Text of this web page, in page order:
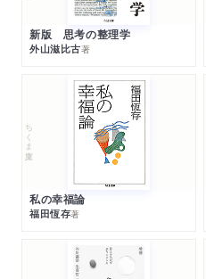
新版 思考の整理学
外山滋比古著
ちくま文庫
私の幸福論
福田恆存著